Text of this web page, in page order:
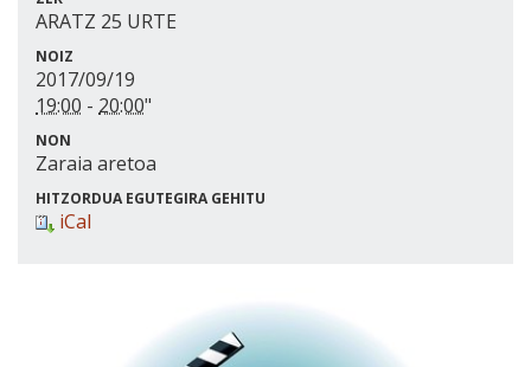
ARATZ 25 URTE
NOIZ
2017/09/19
19:00 - 20:00"
NON
Zaraia aretoa
HITZORDUA EGUTEGIRA GEHITU
iCal